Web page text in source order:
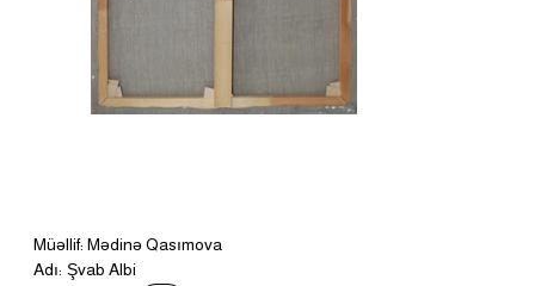
Müəllif: Mədinə Qasımova
Adı: Şvab Albi